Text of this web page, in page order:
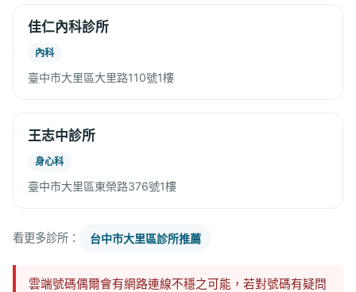
佳仁內科診所
內科
臺中市大里區大里路110號1樓
王志中診所
身心科
臺中市大里區東榮路376號1樓
看更多診所： 台中市大里區診所推薦
雲端號碼偶爾會有網路連線不穩之可能，若對號碼有疑問